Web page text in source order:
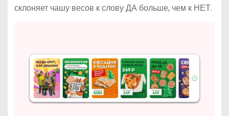
склоняет чашу весов к слову ДА больше, чем к НЕТ.